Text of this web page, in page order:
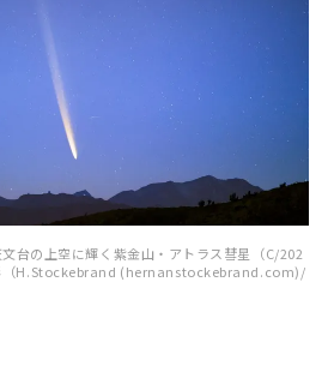
台の上空に輝く紫金山・アトラス彗星（C/202
（H.Stockebrand (hernanstockebrand.com)/